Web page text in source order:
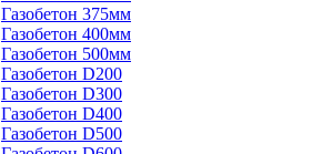
Газобетон 375мм
Газобетон 400мм
Газобетон 500мм
Газобетон D200
Газобетон D300
Газобетон D400
Газобетон D500